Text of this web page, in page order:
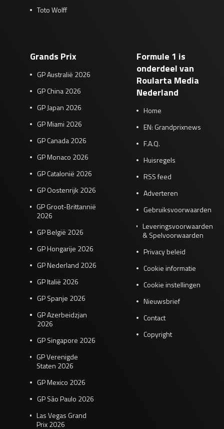
Toto Wolff
Grands Prix
GP Australië 2026
GP China 2026
GP Japan 2026
GP Miami 2026
GP Canada 2026
GP Monaco 2026
GP Catalonië 2026
GP Oostenrijk 2026
GP Groot-Brittannië
2026
GP België 2026
GP Hongarije 2026
GP Nederland 2026
GP Italië 2026
GP Spanje 2026
GP Azerbeidzjan
2026
GP Singapore 2026
GP Verenigde
Staten 2026
GP Mexico 2026
GP São Paulo 2026
Las Vegas Grand
Prix 2026
Formule 1 is
onderdeel van
Roularta Media
Nederland
Home
EN: Grandprixnews
F.A.Q.
Huisregels
RSS feed
Adverteren
Gebruiksvoorwaarden
Leveringsvoorwaarden
& Spelvoorwaarden
Privacy beleid
Cookie informatie
Cookie instellingen
Nieuwsbrief
Contact
Copyright